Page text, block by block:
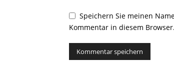
Speichern Sie meinen
Kommentar in diesem Browser.